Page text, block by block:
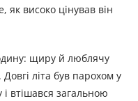
як високо цінував він
щиру й люблячу
літа був парохом у
втішався загальною